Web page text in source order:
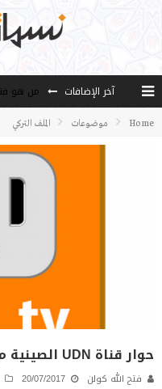
آخر الإضافات
الأستاذ
Home موضوعات الملف التركي
حوار قناة UDN الصينية مع الأستاذ فتح الله كولن *
فتح الله كولن 20/07/2017